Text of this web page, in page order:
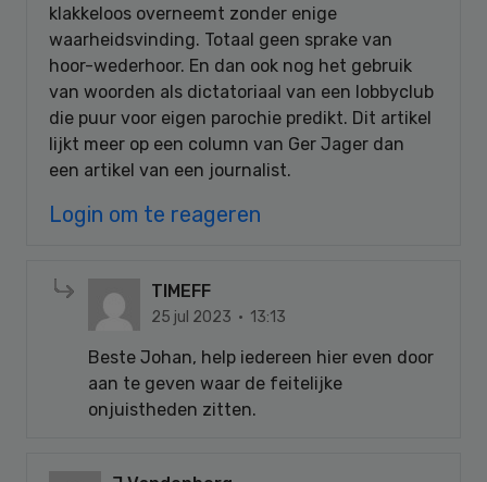
klakkeloos overneemt zonder enige
waarheidsvinding. Totaal geen sprake van
hoor-wederhoor. En dan ook nog het gebruik
van woorden als dictatoriaal van een lobbyclub
die puur voor eigen parochie predikt. Dit artikel
lijkt meer op een column van Ger Jager dan
een artikel van een journalist.
Login om te reageren
TIMEFF
25 jul 2023 · 13:13
Beste Johan, help iedereen hier even door
aan te geven waar de feitelijke
onjuistheden zitten.